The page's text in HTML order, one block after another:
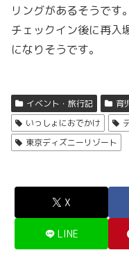
リングがあるそうです
チェックイン後に再入
になりそうです。
イベント・旅行記 育
いっしょにおでかけ
東京ディズニーリゾート
X
LINE